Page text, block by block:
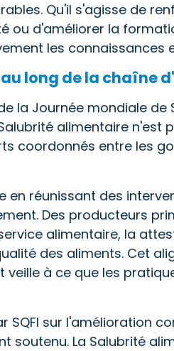
Qu'il s'agisse de
ou d'améliorer la
les connaissances
long de la chaîne
la Journée mondiale
alimentaire n'est
coordonnés entre les
en réunissant des
Des producteurs
alimentaire, la
des aliments. Cet
veille à ce que les
SQFI sur l'amélioration
soutenu. La Salubrité